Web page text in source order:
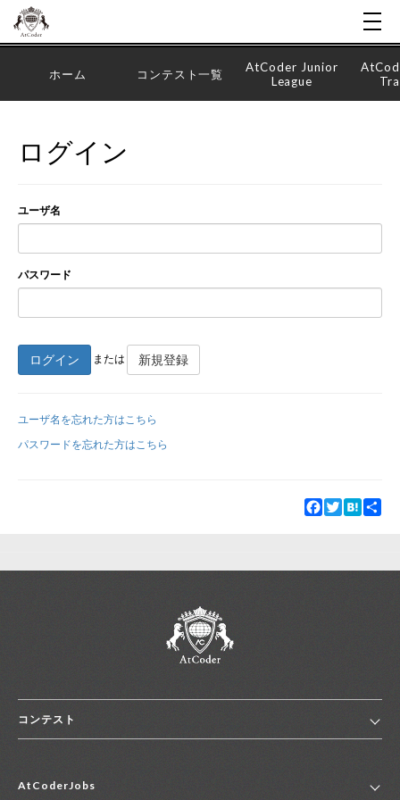
新規登録
ホーム コンテスト一覧
AtCoder Junior
League
ログイン
ユーザ名
パスワード
ログイン または 新規登録
ユーザ名を忘れた方はこちら
パスワードを忘れた方はこちら
Facebook
TwitterHatena
コンテスト
コンテスト一覧
AtCoderJobs